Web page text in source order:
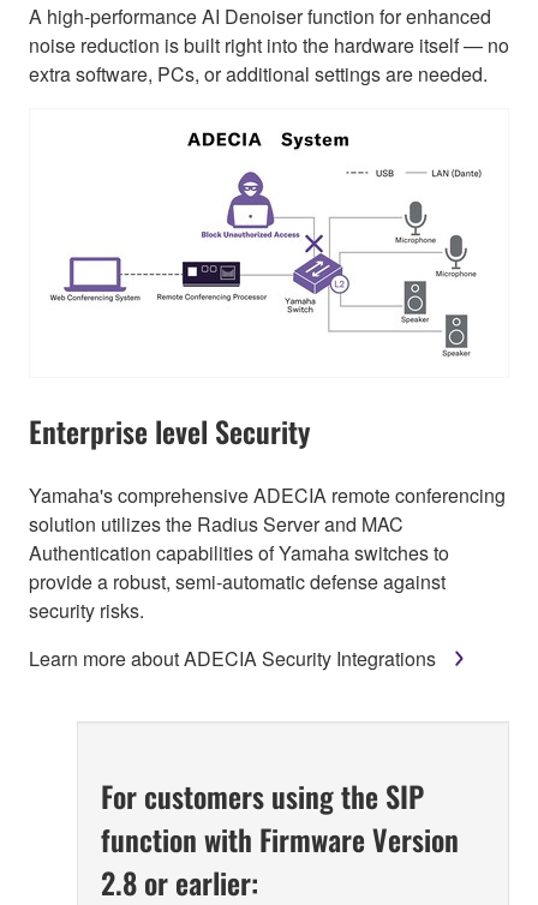
A high-performance AI Denoiser function for enhanced
noise reduction is built right into the hardware itself — no
extra software, PCs, or additional settings are needed.
Enterprise level Security
Yamaha's comprehensive ADECIA remote conferencing
solution utilizes the Radius Server and MAC
Authentication capabilities of Yamaha switches to
provide a robust, semi-automatic defense against
security risks.
Learn more about ADECIA Security Integrations
For customers using the SIP
function with Firmware Version
2.8 or earlier: